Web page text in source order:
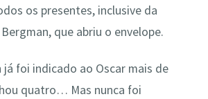
os presentes, inclusive da
que abriu o envelope.
já foi indicado ao Oscar mais de
quatro… Mas nunca foi